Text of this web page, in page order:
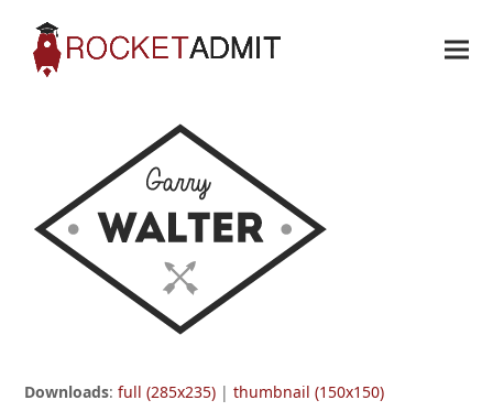
Downloads:full (285x235) |thumbnail (150x150)